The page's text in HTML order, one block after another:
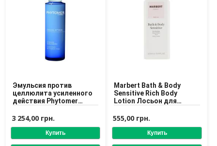
Эмульсия против
целлюлита усиленного
действия Phytomer
Concentrate
3 254,00 грн.
Marbert Bath & Body
Sensitive Rich Body
Lotion Лосьон для
кожи тела
555,00 грн.